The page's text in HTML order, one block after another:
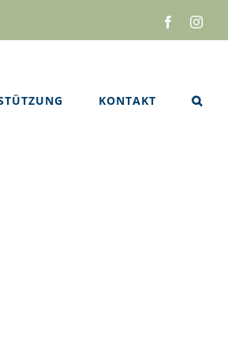
Facebook
KONTAKT